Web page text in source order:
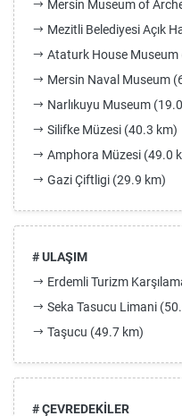
Mersin Museum of
Mezitli Belediyesi Açık
Ataturk House Museum
Mersin Naval Museum
Narlıkuyu Museum
Silifke Müzesi (40.3 km)
Amphora Müzesi (49.0
Gazi Çiftligi (29.9 km)
# ULAŞIM
Erdemli Turizm
Seka Tasucu Limani
Taşucu (49.7 km)
# ÇEVREDEKİLER